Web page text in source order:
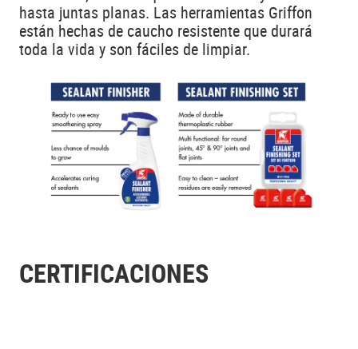
hasta juntas planas. Las herramientas Griffon
están hechas de caucho resistente que durará
toda la vida y son fáciles de limpiar.
CERTIFICACIONES